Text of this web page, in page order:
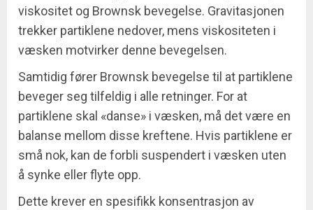
viskositet og Brownsk bevegelse. Gravitasjonen
trekker partiklene nedover, mens viskositeten i
væsken motvirker denne bevegelsen.
Samtidig fører Brownsk bevegelse til at partiklene
beveger seg tilfeldig i alle retninger. For at
partiklene skal «danse» i væsken, må det være en
balanse mellom disse kreftene. Hvis partiklene er
små nok, kan de forbli suspendert i væsken uten
å synke eller flyte opp.
Dette krever en spesifikk konsentrasjon av